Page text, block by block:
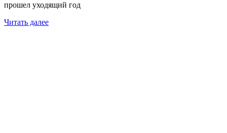
прошел уходящий год
Читать далее